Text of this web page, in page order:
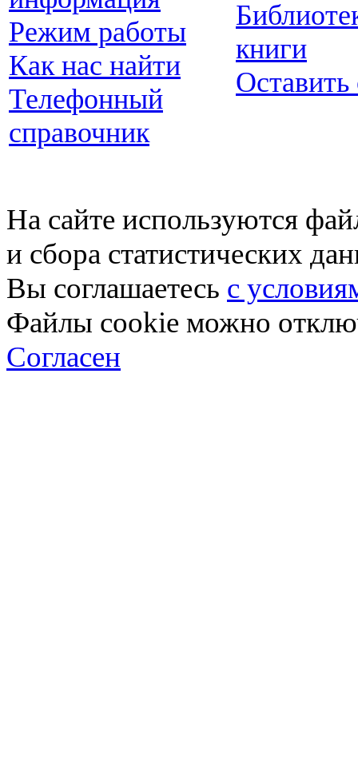
Режим работы
Как нас найти
Телефонный
справочник
книги
Оставить
На сайте используются
и сбора статистических
Вы соглашаетесь с
Файлы cookie можно
Согласен